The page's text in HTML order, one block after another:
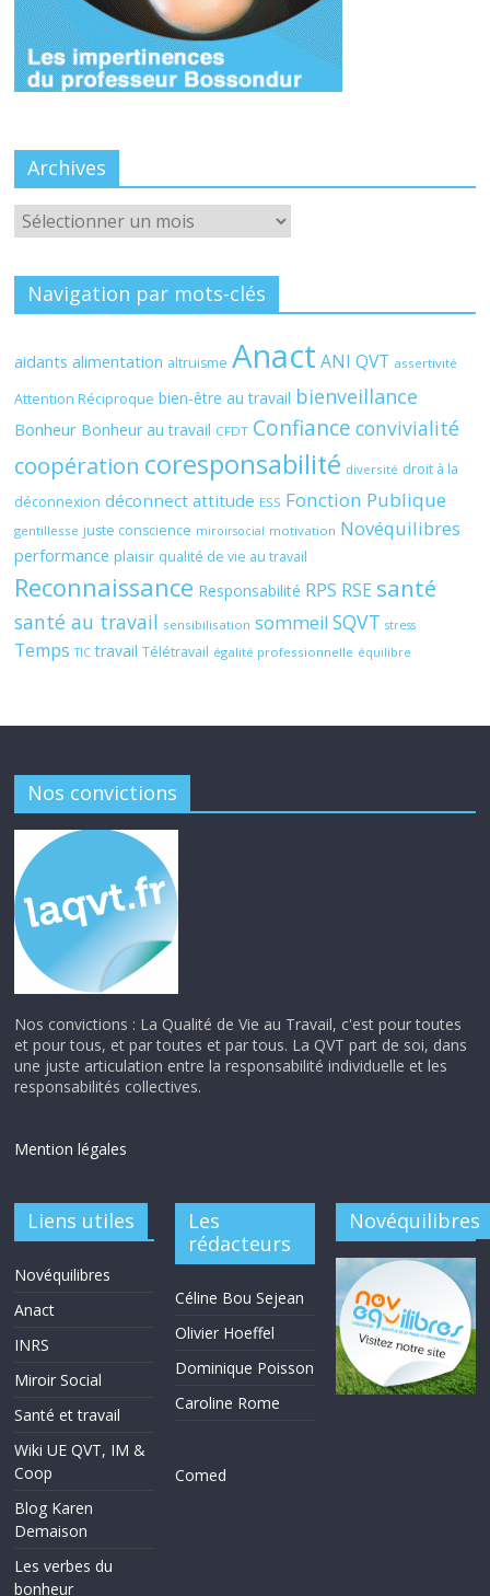
Archives
Archives
Navigation par mots-clés
aidants alimentation altruisme Anact ANI QVT assertivité
Attention Réciproque bien-être au travail bienveillance
Bonheur Bonheur au travail CFDT Confiance convivialité
coopération coresponsabilité diversité droit à la
déconnexion déconnect attitude ESS Fonction Publique
gentillesse juste conscience miroirsocial motivation Novéquilibres
performance plaisir qualité de vie au travail
Reconnaissance Responsabilité RPS RSE santé
santé au travail sensibilisation sommeil SQVT stress
Temps TIC travail Télétravail égalité professionnelle équilibre
Nos convictions
Nos convictions : La Qualité de Vie au Travail, c'est pour toutes
et pour tous, et par toutes et par tous. La QVT part de soi, dans
une juste articulation entre la responsabilité individuelle et les
responsabilités collectives.
Mention légales
Liens utiles
Novéquilibres
Anact
INRS
Miroir Social
Santé et travail
Wiki UE QVT, IM &
Coop
Blog Karen
Demaison
Les verbes du
bonheur
Les
rédacteurs
Céline Bou Sejean
Olivier Hoeffel
Dominique Poisson
Caroline Rome
Comed
Novéquilibres